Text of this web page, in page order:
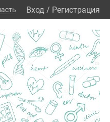
Вход / Регистрация